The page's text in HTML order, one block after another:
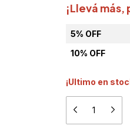
¡Llevá
5% OFF
10% OFF
¡Ultimo en